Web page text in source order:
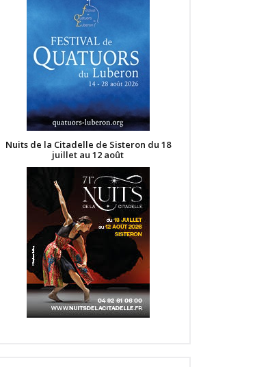
Nuits de la Citadelle de Sisteron du 18
juillet au 12 août